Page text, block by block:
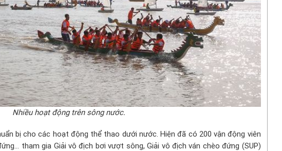
Nhiều hoạt động trên sông nước.
bị cho các hoạt động thể thao dưới nước. Hiện đã có 200 vận động viên
tham gia Giải vô địch bơi vượt sông, Giải vô địch ván chèo đứng (SUP)